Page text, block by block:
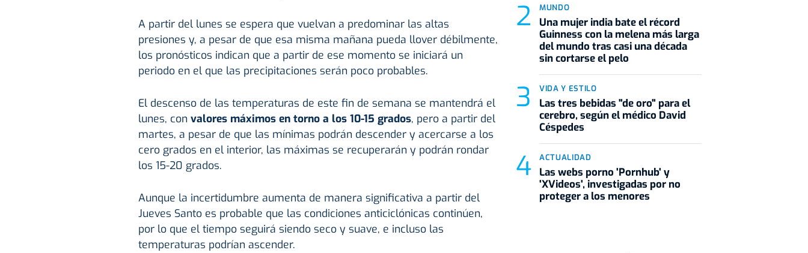
A partir del lunes se espera que vuelvan a predominar las altas
presiones y, a pesar de que esa misma mañana pueda llover débilmente,
los pronósticos indican que a partir de ese momento se iniciará un
periodo en el que las precipitaciones serán poco probables.
El descenso de las temperaturas de este fin de semana se mantendrá el
lunes, con valores máximos en torno a los 10-15 grados, pero a partir del
martes, a pesar de que las mínimas podrán descender y acercarse a los
cero grados en el interior, las máximas se recuperarán y podrán rondar
los 15-20 grados.
Aunque la incertidumbre aumenta de manera significativa a partir del
Jueves Santo es probable que las condiciones anticiclónicas continúen,
por lo que el tiempo seguirá siendo seco y suave, e incluso las
temperaturas podrían ascender.
MUNDO
Una mujer india bate el récord
Guinness con la melena más larga
del mundo tras casi una década
sin cortarse el pelo
VIDA Y ESTILO
Las tres bebidas "de oro" para el
cerebro, según el médico David
Céspedes
ACTUALIDAD
Las webs porno 'Pornhub' y
'XVideos', investigadas por no
proteger a los menores